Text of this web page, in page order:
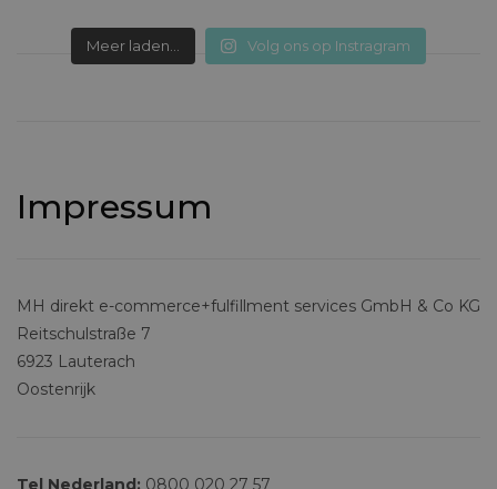
Meer laden... Volg ons op Instragram
Impressum
MH direkt e-commerce+fulfillment services GmbH & Co KG
Reitschulstraße 7
6923 Lauterach
Oostenrijk
Tel Nederland: 0800 020 27 57